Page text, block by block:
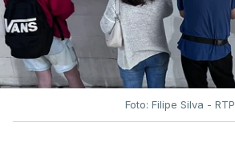
Foto: Filipe Silva - RTP